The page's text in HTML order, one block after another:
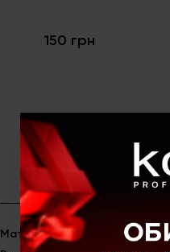
150 грн
Материал Полиамид